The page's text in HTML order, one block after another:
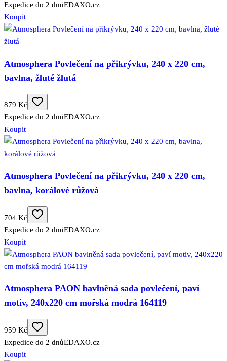
Expedice do 2 dnůEDAXO.cz
Koupit
Atmosphera Povlečení na přikrývku, 240 x 220 cm,
bavlna, žluté žlutá
879 Kč
Expedice do 2 dnůEDAXO.cz
Koupit
Atmosphera Povlečení na přikrývku, 240 x 220 cm,
bavlna, korálové růžová
704 Kč
Expedice do 2 dnůEDAXO.cz
Koupit
Atmosphera PAON bavlněná sada povlečení, paví
motiv, 240x220 cm mořská modrá 164119
959 Kč
Expedice do 2 dnůEDAXO.cz
Koupit